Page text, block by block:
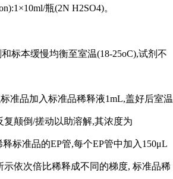
瓶(2N H2SO4)。
标本缓慢均衡至室温(18-25oC),试剂不
准品加入标准品稀释液1mL,盖好后室温
复颠倒/搓动以助溶解,其浓度为
释标准品的EP管,每个EP管中加入150μL
示依次倍比稀释成不同的梯度, 标准品稀